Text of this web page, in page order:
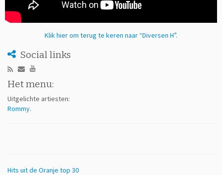
Klik hier om terug te keren naar “Diversen H”.
Social links
Het menu:
Uitgelichte artiesten:
Rommy.
Hits uit de Oranje top 30